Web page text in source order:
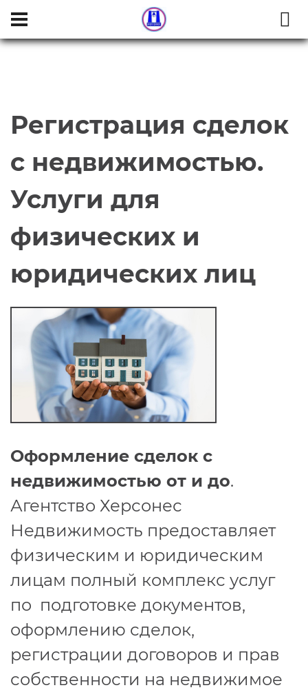
Регистрация сделок
с недвижимостью.
Услуги для
физических и
юридических лиц
Оформление сделок с
недвижимостью от и до.
Агентство Херсонес
Недвижимость предоставляет
физическим и юридическим
лицам полный комплекс услуг
по подготовке документов,
оформлению сделок,
регистрации договоров и прав
собственности на недвижимое